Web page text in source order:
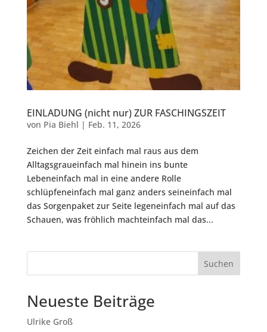
EINLADUNG (nicht nur) ZUR FASCHINGSZEIT
von Pia Biehl | Feb. 11, 2026
Zeichen der Zeit einfach mal raus aus dem
Alltagsgraueinfach mal hinein ins bunte
Lebeneinfach mal in eine andere Rolle
schlüpfeneinfach mal ganz anders seineinfach mal
das Sorgenpaket zur Seite legeneinfach mal auf das
Schauen, was fröhlich machteinfach mal das...
Suchen
Neueste Beiträge
Ulrike Groß